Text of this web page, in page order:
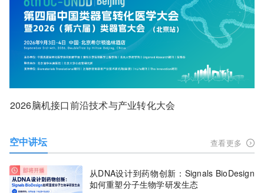
2026脑机接口前沿技术与产业转化大会
空中讲坛 查看更多
从DNA设计到药物创新：Signals BioDesign
如何重塑分子生物学研发生态